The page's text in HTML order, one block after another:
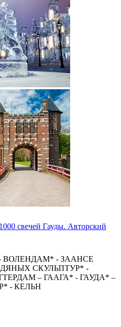
свечей Гауды. Авторский
ВОЛЕНДАМ* - ЗААНСЕ
СКУЛЬПТУР* -
– ГААГА* - ГАУДА* –
- КЕЛЬН